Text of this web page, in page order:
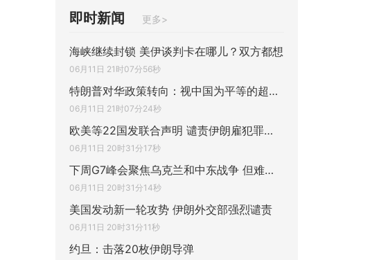
即时新闻 更多>
海峡继续封锁 美伊谈判卡在哪儿？双方都想
06月11日 21时07分56秒
特朗普对华政策转向：视中国为平等的超级大
06月11日 21时07分24秒
欧美等22国发联合声明 谴责伊朗雇犯罪集团
06月11日 20时31分17秒
下周G7峰会聚焦乌克兰和中东战争 但难有突
06月11日 20时31分14秒
美国发动新一轮攻势 伊朗外交部强烈谴责
06月11日 20时31分11秒
约旦：击落20枚伊朗导弹